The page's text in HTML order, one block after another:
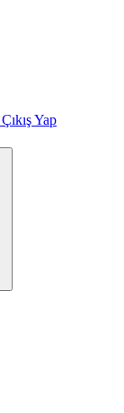
Çıkış Yap